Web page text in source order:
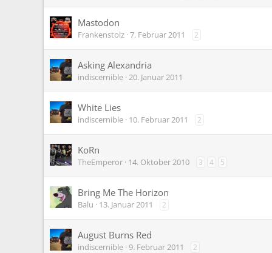
Mastodon
Frankenstolz 7. Februar 2011 2
Asking Alexandria
indiscernible 20. Januar 2011
White Lies
indiscernible 10. Februar 2011 2
KoRn
TheEmperor 14. Oktober 2010 3 4 5
Bring Me The Horizon
Balu 13. Januar 2011 2
August Burns Red
indiscernible 9. Februar 2011 2